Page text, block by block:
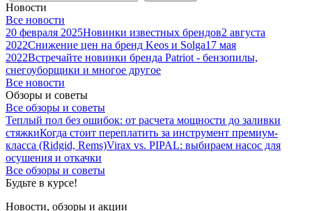
Новости
Все новости
20 февраля 2025Новинки известных брендов2 августа
2022Снижение цен на бренд Keos и Solga17 мая
2022Встречайте новинки бренда Patriot - бензопилы,
снегоуборщики и многое другое
Все новости
Обзоры и советы
Все обзоры и советы
Теплый пол без ошибок: от расчета мощности до заливки
стяжкиКогда стоит переплатить за инструмент премиум-
класса (Ridgid, Rems)Virax vs. PIPAL: выбираем насос для
осушения и откачки
Все обзоры и советы
Будьте в курсе!
Новости, обзоры и акции